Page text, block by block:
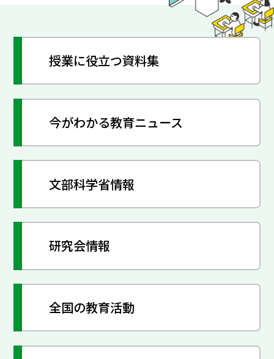
授業に役立つ資料集
今がわかる教育ニュース
文部科学省情報
研究会情報
全国の教育活動